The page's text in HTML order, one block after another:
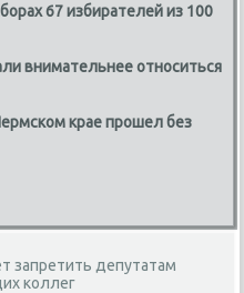
67 избирателей из 100
внимательнее относиться
крае прошел без
запретить депутатам
коллег